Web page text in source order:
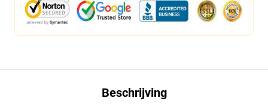
Beschrijving